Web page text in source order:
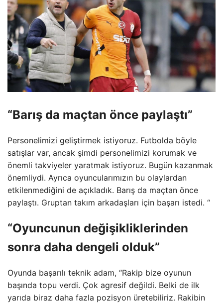
“Barış da maçtan önce paylaştı”
Personelimizi geliştirmek istiyoruz. Futbolda böyle
satışlar var, ancak şimdi personelimizi korumak ve
önemli takviyeler yaratmak istiyoruz. Bugün kazanmak
önemliydi. Ayrıca oyuncularımızın bu olaylardan
etkilenmediğini de açıkladık. Barış da maçtan önce
paylaştı. Gruptan takım arkadaşları için başarı istedi. “
“Oyuncunun değişikliklerinden
sonra daha dengeli olduk”
Oyunda başarılı teknik adam, “Rakip bize oyunun
başında topu verdi. Çok agresif değildi. Belki de ilk
yarıda biraz daha fazla pozisyon üretebiliriz. Rakibin